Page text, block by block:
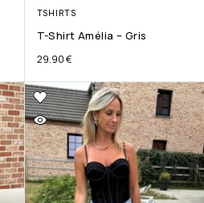
TSHIRTS
T-Shirt Amélia – Gris
29.90€